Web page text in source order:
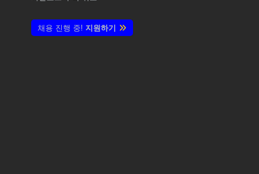
채용 진행 중! 지원하기